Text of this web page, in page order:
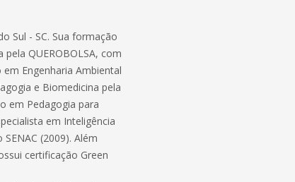
Sul - SC. Sua formação
QUEROBOLSA, com
Engenharia Ambiental
e Biomedicina pela
em Pedagogia para
em Inteligência
(2009). Além
certificação Green